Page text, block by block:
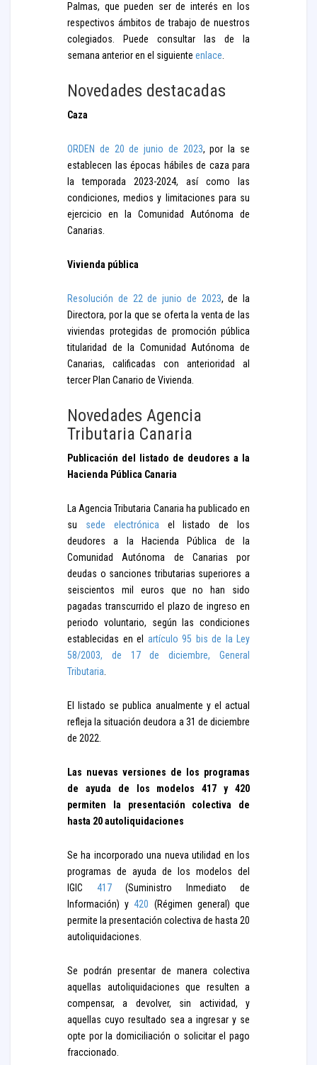
Palmas, que pueden ser de interés en los
respectivos ámbitos de trabajo de nuestros
colegiados. Puede consultar las de la
semana anterior en el siguiente enlace
Novedades destacadas
Caza
ORDEN de 20 de junio de 2023, por la se
establecen las épocas hábiles de caza para
la temporada 2023-2024, así como las
condiciones, medios y limitaciones para su
ejercicio en la Comunidad Autónoma de
Canarias.
Vivienda pública
Resolución de 22 de junio de 2023, de la
Directora, por la que se oferta la venta de las
viviendas protegidas de promoción pública
titularidad de la Comunidad Autónoma de
Canarias, calificadas con anterioridad al
tercer Plan Canario de Vivienda.
Novedades Agencia
Tributaria Canaria
Publicación del listado de deudores a la
Hacienda Pública Canaria
La Agencia Tributaria Canaria ha publicado en
su sede electrónica el listado de los
deudores a la Hacienda Pública de la
Comunidad Autónoma de Canarias por
deudas o sanciones tributarias superiores a
seiscientos mil euros que no han sido
pagadas transcurrido el plazo de ingreso en
periodo voluntario, según las condiciones
establecidas en el artículo 95 bis de la Ley
58/2003, de 17 de diciembre, General
Tributaria
El listado se publica anualmente y el actual
refleja la situación deudora a 31 de diciembre
de 2022.
Las nuevas versiones de los programas
de ayuda de los modelos 417 y 420
permiten la presentación colectiva de
hasta 20 autoliquidaciones
Se ha incorporado una nueva utilidad en los
programas de ayuda de los modelos del
IGIC 417(Suministro Inmediato de
Información) y420 (Régimen general) que
permite la presentación colectiva de hasta 20
autoliquidaciones.
Se podrán presentar de manera colectiva
aquellas autoliquidaciones que resulten a
compensar, a devolver, sin actividad, y
aquellas cuyo resultado sea a ingresar y se
opte por la domiciliación o solicitar el pago
fraccionado.